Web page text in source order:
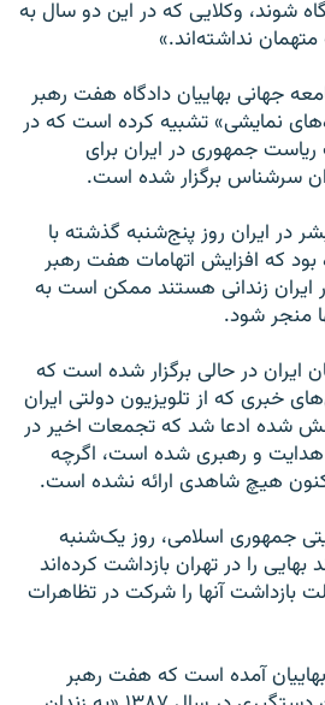
شوند، وکلایی که در این دو سال به
نداشته‌اند.»
جهانی بهاییان دادگاه هفت رهبر
نمایشی» تشبیه کرده است که در
جمهوری در ایران برای
سرشناس برگزار شده است.
در ایران روز پنج‌شنبه گذشته با
بود که افزایش اتهامات هفت رهبر
ایران زندانی هستند ممکن است به
منجر شود.
ایران در حالی برگزار شده است که
خبری که از تلويزيون دولتی ايران
شده ادعا شد که تجمعات اخير در
هدايت و رهبری شده است، اگرچه
هيچ شاهدی ارائه نشده است.
جمهوری اسلامی، روز یک‌شنبه
۹ شهروند بهایی را در تهران بازداشت کرده‌اند
بازداشت آنها را شرکت در تظاهرات
آمده است که هفت رهبر